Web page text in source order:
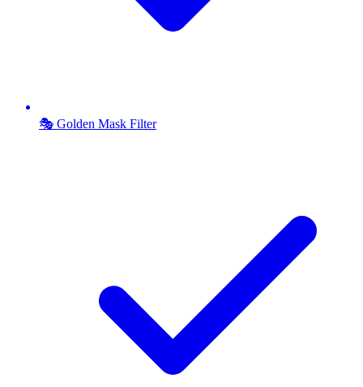
🎭 Golden Mask Filter